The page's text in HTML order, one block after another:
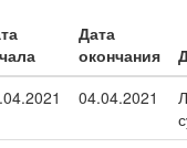
Дата
окончания
04.04.2021